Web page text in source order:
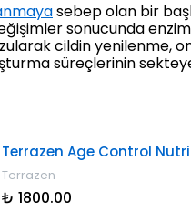
sebep olan bir
sonucunda
cildin yenilenme,
süreçlerinin
Terrazen Age Control
Terrazen
₺ 1800.00